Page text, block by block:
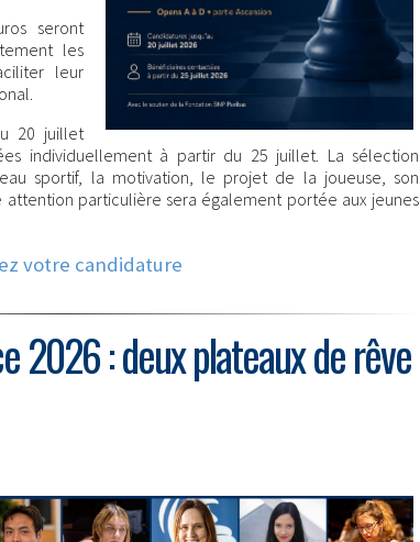
seront
les
leur
20 juillet
individuellement à partir du 25 juillet. La sélection
sportif, la motivation, le projet de la joueuse, son
attention particulière sera également portée aux jeunes
votre candidature
2026 : deux plateaux de rêve